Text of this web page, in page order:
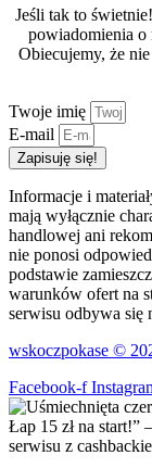
Jeśli tak to
powiadomienia o
Obiecujemy, że
Twoje imię
E-mail
Zapisuję się!
Informacje i
mają wyłącznie
handlowej ani
nie ponosi
podstawie
warunków ofert na
serwisu odbywa się
wskoczpokase ©
Facebook-f